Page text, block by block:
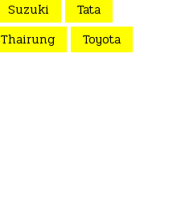
Suzuki
Tata
Thairung
Toyota